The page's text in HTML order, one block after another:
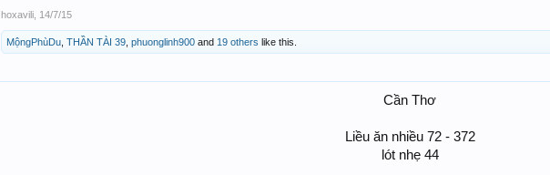
hoxavili 14/7/15
MộngPhùDu THẦN TÀI 39 phuonglinh900 and 19 others like this.
Cần Thơ
Liều ăn nhiều 72 - 372
lót nhẹ 44​